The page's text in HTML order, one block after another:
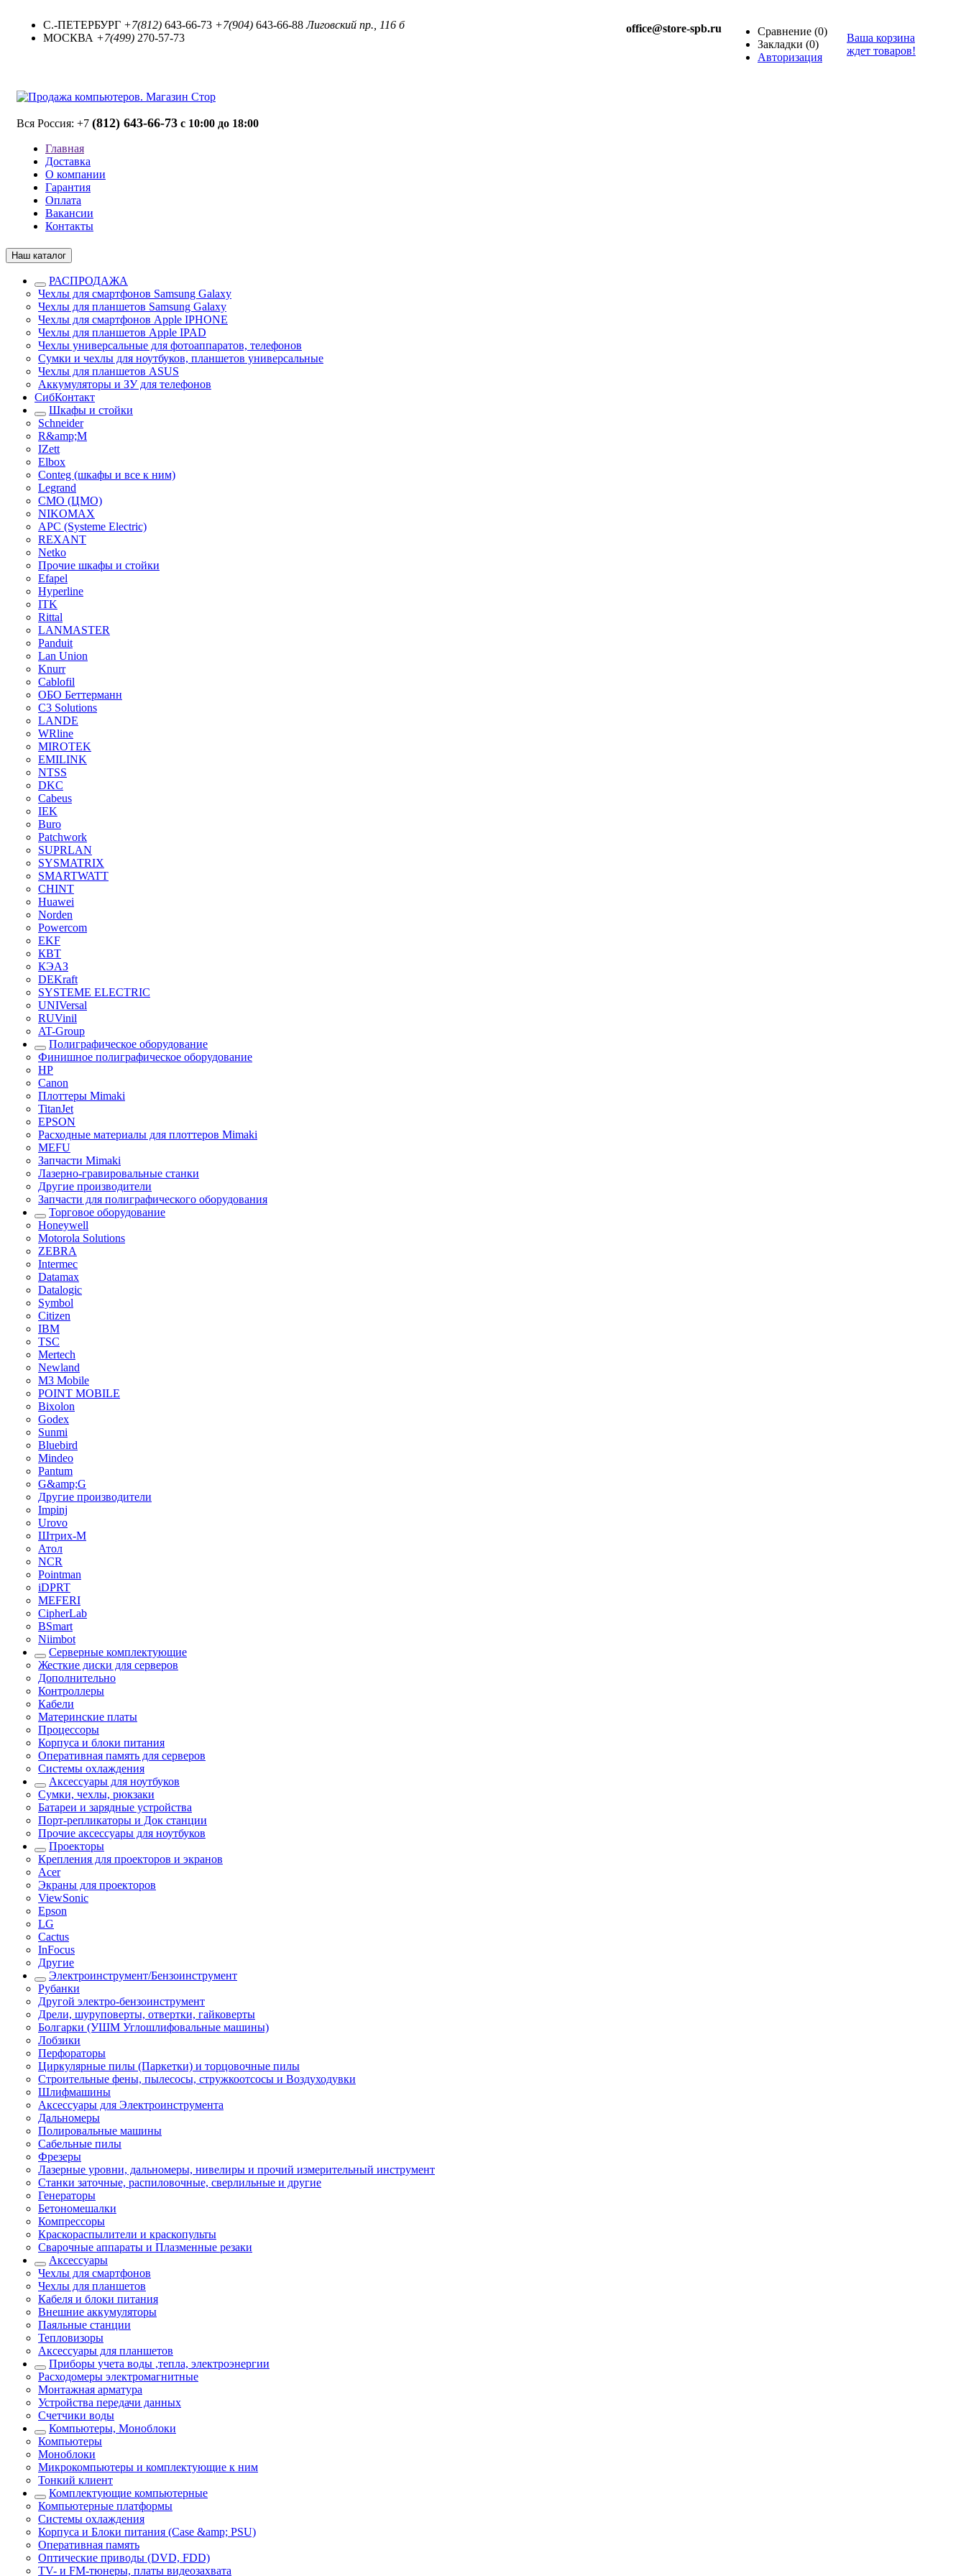
С.-ПЕТЕРБУРГ +7(812) 643-66-73 +7(904) 643-66-88Лиговский пр., 116 б
МОСКВА +7(499) 270-57-73
office@store-spb.ru Сравнение (0)
Закладки (0)
Авторизация
Ваша корзина
ждет товаров!
Вся Россия: +7 (812) 643-66-73 с 10:00 до 18:00
Главная
Доставка
О компании
Гарантия
Оплата
Вакансии
Контакты
Наш каталог
РАСПРОДАЖА
Чехлы для смартфонов Samsung Galaxy
Чехлы для планшетов Samsung Galaxy
Чехлы для смартфонов Apple IPHONE
Чехлы для планшетов Apple IPAD
Чехлы универсальные для фотоаппаратов, телефонов
Сумки и чехлы для ноутбуков, планшетов универсальные
Чехлы для планшетов ASUS
Аккумуляторы и ЗУ для телефонов
СибКонтакт
Шкафы и стойки
Schneider
R&amp;M
IZett
Elbox
Conteg (шкафы и все к ним)
Legrand
CMO (ЦМО)
NIKOMAX
APC (Systeme Electric)
REXANT
Netko
Прочие шкафы и стойки
Efapel
Hyperline
ITK
Rittal
LANMASTER
Panduit
Lan Union
Knurr
Cablofil
ОБО Беттерманн
C3 Solutions
LANDE
WRline
MIROTEK
EMILINK
NTSS
DKC
Cabeus
IEK
Buro
Patchwork
SUPRLAN
SYSMATRIX
SMARTWATT
CHINT
Huawei
Norden
Powercom
EKF
КВТ
КЭАЗ
DEKraft
SYSTEME ELECTRIC
UNIVersal
RUVinil
AT-Group
Полиграфическое оборудование
Финишное полиграфическое оборудование
HP
Canon
Плоттеры Mimaki
TitanJet
EPSON
Расходные материалы для плоттеров Mimaki
MEFU
Запчасти Mimaki
Лазерно-гравировальные станки
Другие производители
Запчасти для полиграфического оборудования
Торговое оборудование
Honeywell
Motorola Solutions
ZEBRA
Intermec
Datamax
Datalogic
Symbol
Citizen
IBM
TSC
Mertech
Newland
M3 Mobile
POINT MOBILE
Bixolon
Godex
Sunmi
Bluebird
Mindeo
Pantum
G&amp;G
Другие производители
Impinj
Urovo
Штрих-М
Атол
NCR
Pointman
iDPRT
MEFERI
CipherLab
BSmart
Niimbot
Серверные комплектующие
Жесткие диски для серверов
Дополнительно
Контроллеры
Кабели
Материнские платы
Процессоры
Корпуса и блоки питания
Оперативная память для серверов
Системы охлаждения
Аксессуары для ноутбуков
Сумки, чехлы, рюкзаки
Батареи и зарядные устройства
Порт-репликаторы и Док станции
Прочие аксессуары для ноутбуков
Проекторы
Крепления для проекторов и экранов
Acer
Экраны для проекторов
ViewSonic
Epson
LG
Cactus
InFocus
Другие
Электроинструмент/Бензоинструмент
Рубанки
Другой электро-бензоинструмент
Дрели, шуруповерты, отвертки, гайковерты
Болгарки (УШМ Углошлифовальные машины)
Лобзики
Перфораторы
Циркулярные пилы (Паркетки) и торцовочные пилы
Строительные фены, пылесосы, стружкоотсосы и Воздуходувки
Шлифмашины
Аксессуары для Электроинструмента
Дальномеры
Полировальные машины
Сабельные пилы
Фрезеры
Лазерные уровни, дальномеры, нивелиры и прочий измерительный инструмент
Станки заточные, распиловочные, сверлильные и другие
Генераторы
Бетономешалки
Компрессоры
Краскораспылители и краскопульты
Сварочные аппараты и Плазменные резаки
Аксессуары
Чехлы для смартфонов
Чехлы для планшетов
Кабеля и блоки питания
Внешние аккумуляторы
Паяльные станции
Тепловизоры
Аксессуары для планшетов
Приборы учета воды ,тепла, электроэнергии
Расходомеры электромагнитные
Монтажная арматура
Устройства передачи данных
Счетчики воды
Компьютеры, Моноблоки
Компьютеры
Моноблоки
Микрокомпьютеры и комплектующие к ним
Тонкий клиент
Комплектующие компьютерные
Компьютерные платформы
Системы охлаждения
Корпуса и Блоки питания (Case &amp; PSU)
Оперативная память
Оптические приводы (DVD, FDD)
ТV- и FM-тюнеры, платы видеозахвата